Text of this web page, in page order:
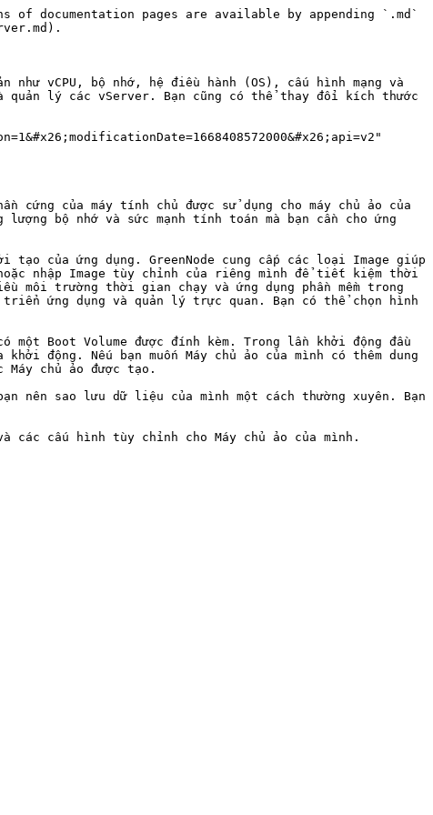
documentation pages are available by appending `.md`
như vCPU, bộ nhớ, hệ điều hành (OS), cấu hình mạng và
quản lý các vServer. Bạn cũng có thể thay đổi kích thước
cứng của máy tính chủ được sử dụng cho máy chủ ảo của
bộ nhớ và sức mạnh tính toán mà bạn cần cho ứng
của ứng dụng. GreenNode cung cấp các loại Image giúp
nhập Image tùy chỉnh của riêng mình để tiết kiệm thời
trường thời gian chạy và ứng dụng phần mềm trong
triển ứng dụng và quản lý trực quan. Bạn có thể chọn hình
một Boot Volume được đính kèm. Trong lần khởi động đầu
động. Nếu bạn muốn Máy chủ ảo của mình có thêm dung
chủ ảo được tạo.
nên sao lưu dữ liệu của mình một cách thường xuyên. Bạn
các cấu hình tùy chỉnh cho Máy chủ ảo của mình.